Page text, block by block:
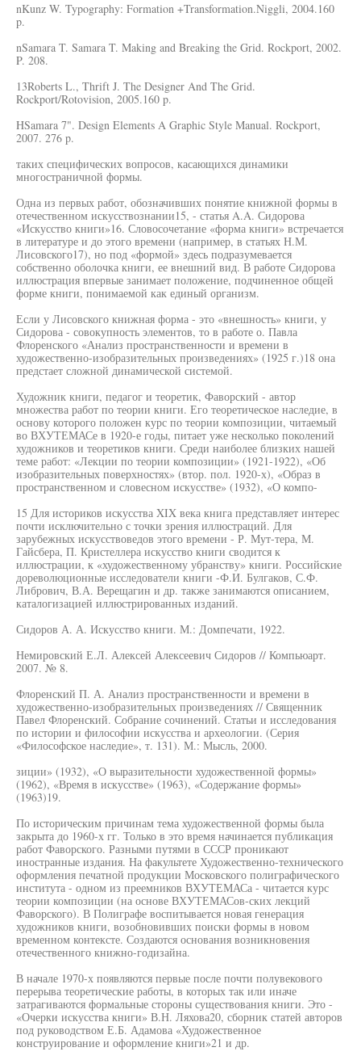
nKunz W. Typography: Formation +Transformation.Niggli, 2004.160
p.
nSamara T. Samara T. Making and Breaking the Grid. Rockport, 2002.
P. 208.
13Roberts L., Thrift J. The Designer And The Grid.
Rockport/Rotovision, 2005.160 p.
HSamara 7". Design Elements A Graphic Style Manual. Rockport,
2007. 276 p.
таких специфических вопросов, касающихся динамики
многостраничной формы.
Одна из первых работ, обозначивших понятие книжной формы в
отечественном искусствознании15, - статья A.A. Сидорова
«Искусство книги»16. Словосочетание «форма книги» встречается
в литературе и до этого времени (например, в статьях Н.М.
Лисовского17), но под «формой» здесь подразумевается
собственно оболочка книги, ее внешний вид. В работе Сидорова
иллюстрация впервые занимает положение, подчиненное общей
форме книги, понимаемой как единый организм.
Если у Лисовского книжная форма - это «внешность» книги, у
Сидорова - совокупность элементов, то в работе о. Павла
Флоренского «Анализ пространственности и времени в
художественно-изобразительных произведениях» (1925 г.)18 она
предстает сложной динамической системой.
Художник книги, педагог и теоретик, Фаворский - автор
множества работ по теории книги. Его теоретическое наследие, в
основу которого положен курс по теории композиции, читаемый
во ВХУТЕМАСе в 1920-е годы, питает уже несколько поколений
художников и теоретиков книги. Среди наиболее близких нашей
теме работ: «Лекции по теории композиции» (1921-1922), «Об
изобразительных поверхностях» (втор. пол. 1920-х), «Образ в
пространственном и словесном искусстве» (1932), «О компо-
15 Для историков искусства XIX века книга представляет интерес
почти исключительно с точки зрения иллюстраций. Для
зарубежных искусствоведов этого времени - Р. Мут-тера, М.
Гайсбера, П. Кристеллера искусство книги сводится к
иллюстрации, к «художественному убранству» книги. Российские
дореволюционные исследователи книги -Ф.И. Булгаков, С.Ф.
Либрович, В.А. Верещагин и др. также занимаются описанием,
каталогизацией иллюстрированных изданий.
Сидоров А. А. Искусство книги. М.: Домпечати, 1922.
Немировский Е.Л. Алексей Алексеевич Сидоров // Компьюарт.
2007. № 8.
Флоренский П. А. Анализ пространственности и времени в
художественно-изобразительных произведениях // Священник
Павел Флоренский. Собрание сочинений. Статьи и исследования
по истории и философии искусства и археологии. (Серия
«Философское наследие», т. 131). М.: Мысль, 2000.
зиции» (1932), «О выразительности художественной формы»
(1962), «Время в искусстве» (1963), «Содержание формы»
(1963)19.
По историческим причинам тема художественной формы была
закрыта до 1960-х гг. Только в это время начинается публикация
работ Фаворского. Разными путями в СССР проникают
иностранные издания. На факультете Художественно-технического
оформления печатной продукции Московского полиграфического
института - одном из преемников ВХУТЕМАСа - читается курс
теории композиции (на основе ВХУТЕМАСов-ских лекций
Фаворского). В Полиграфе воспитывается новая генерация
художников книги, возобновивших поиски формы в новом
временном контексте. Создаются основания возникновения
отечественного книжно-годизайна.
В начале 1970-х появляются первые после почти полувекового
перерыва теоретические работы, в которых так или иначе
затрагиваются формальные стороны существования книги. Это -
«Очерки искусства книги» В.Н. Ляхова20, сборник статей авторов
под руководством Е.Б. Адамова «Художественное
конструирование и оформление книги»21 и др.